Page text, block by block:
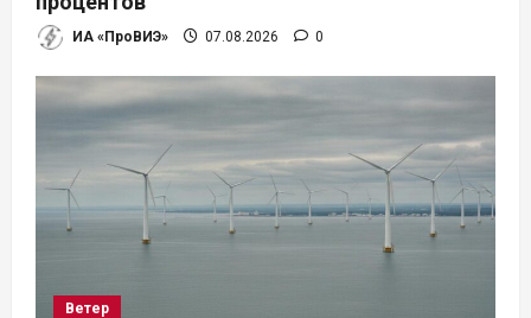
ИА «ПроВИЭ» 07.08.2026 0
Ветер